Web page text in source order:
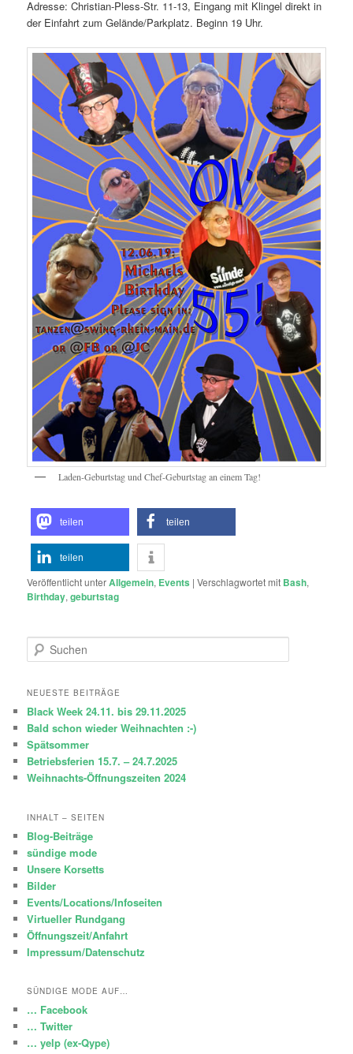
Adresse: Christian-Pless-Str. 11-13, Eingang mit Klingel direkt in
der Einfahrt zum Gelände/Parkplatz. Beginn 19 Uhr.
Laden-Geburtstag und Chef-Geburtstag an einem Tag!
teilen teilen
teilen
Veröffentlicht unterAllgemein, Events |Verschlagwortet mit Bash,
Birthday,geburtstag
u
h
n
NEUESTE BEITRÄGE
Black Week 24.11. bis 29.11.2025
Bald schon wieder Weihnachten :-)
Spätsommer
Betriebsferien 15.7. – 24.7.2025
Weihnachts-Öffnungszeiten 2024
INHALT – SEITEN
Blog-Beiträge
sündige mode
Unsere Korsetts
Bilder
Events/Locations/Infoseiten
Virtueller Rundgang
Öffnungszeit/Anfahrt
Impressum/Datenschutz
SÜNDIGE MODE AUF…
… Facebook
… Twitter
… yelp (ex-Qype)